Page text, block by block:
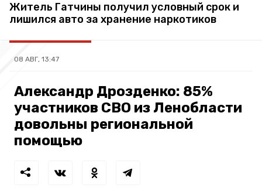
Житель Гатчины получил условный срок и
лишился авто за хранение наркотиков
08 АВГ, 13:47
Александр Дрозденко: 85%
участников СВО из Ленобласти
довольны региональной
помощью